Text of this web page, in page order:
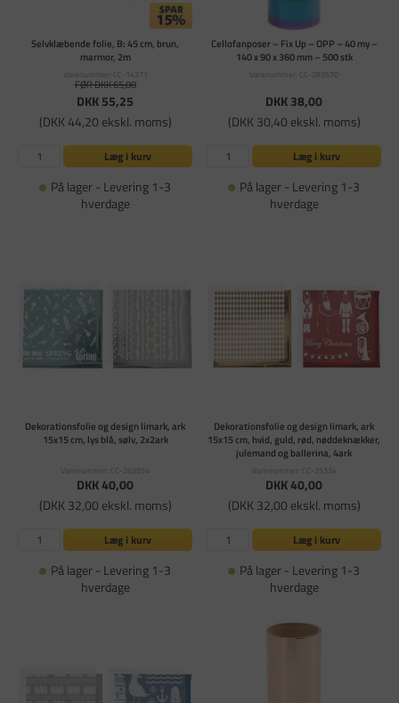
Selvklæbende folie, B: 45 cm, brun,
marmor, 2m
Varenummer: CC-14271
FØR DKK 65,00
DKK 55,25
(DKK 44,20 ekskl. moms)
Læg i kurv
På lager - Levering 1-3
hverdage
Cellofanposer – Fix Up – OPP – 40 my –
140 x 90 x 360 mm – 500 stk
Varenummer: CC-283570
DKK 38,00
(DKK 30,40 ekskl. moms)
Læg i kurv
På lager - Levering 1-3
hverdage
Dekorationsfolie og design limark, ark
15x15 cm, lys blå, sølv, 2x2ark
Varenummer: CC-283554
DKK 40,00
(DKK 32,00 ekskl. moms)
Læg i kurv
På lager - Levering 1-3
hverdage
Dekorationsfolie og design limark, ark
15x15 cm, hvid, guld, rød, nøddeknækker,
julemand og ballerina, 4ark
Varenummer: CC-25334
DKK 40,00
(DKK 32,00 ekskl. moms)
Læg i kurv
På lager - Levering 1-3
hverdage